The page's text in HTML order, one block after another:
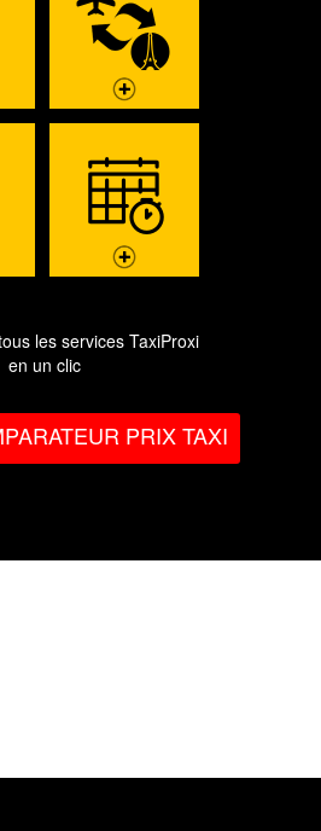
FORFAITS
AÉROPORTS
PARIS
DÉCOUVRIR
RÉSERVATION À
L'AVANCE
RÉSERVEZ
les services TaxiProxi
en un clic
PRIX TAXI